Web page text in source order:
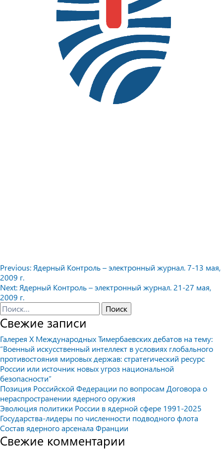
Навигация
по
записям
Previous: Ядерный Контроль – электронный журнал. 7-13 мая,
2009 г.
Next: Ядерный Контроль – электронный журнал. 21-27 мая,
2009 г.
Найти:
Свежие записи
Галерея X Международных Тимербаевских дебатов на тему:
“Военный искусственный интеллект в условиях глобального
противостояния мировых держав: стратегический ресурс
России или источник новых угроз национальной
безопасности”
Позиция Российской Федерации по вопросам Договора о
нераспространении ядерного оружия
Эволюция политики России в ядерной сфере 1991-2025
Государства-лидеры по численности подводного флота
Состав ядерного арсенала Франции
Свежие комментарии